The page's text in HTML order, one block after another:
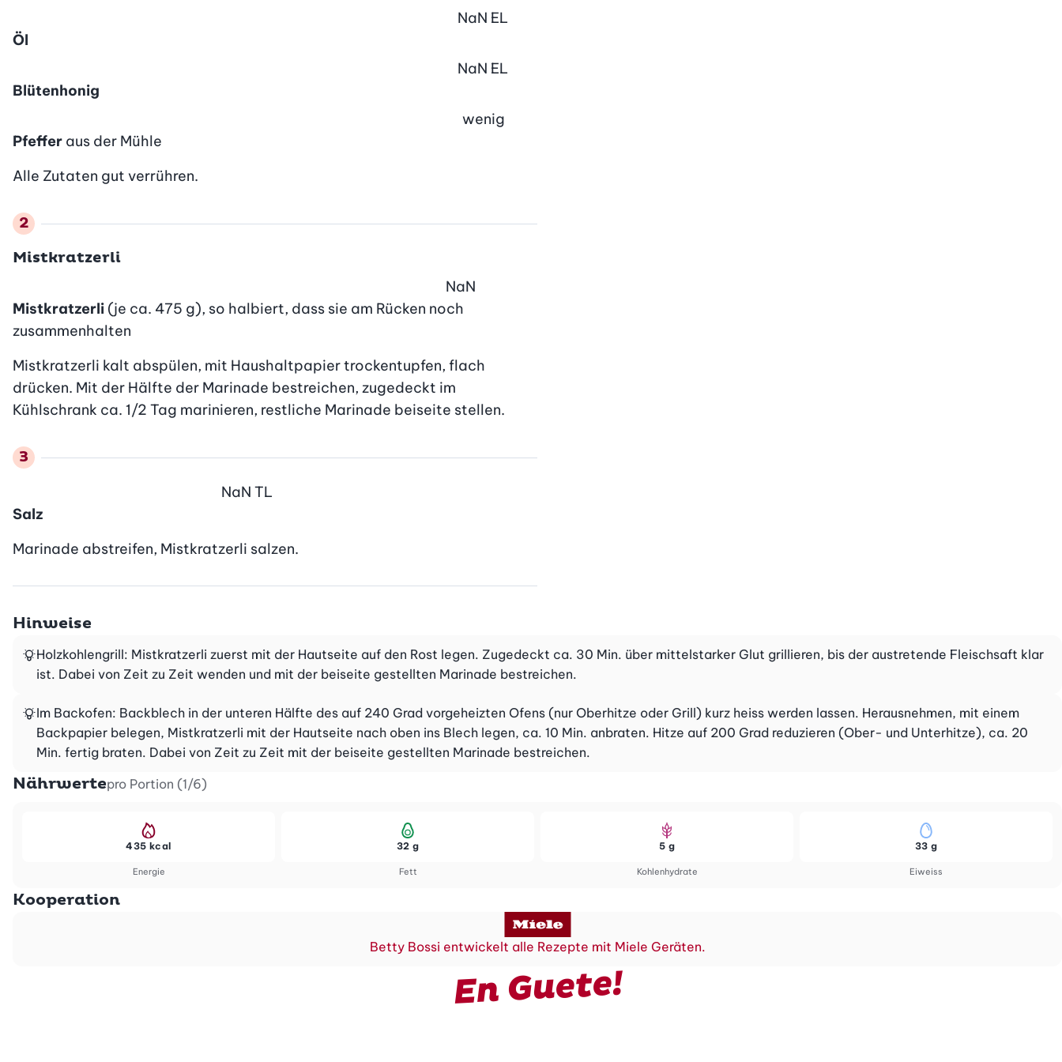
Öl
NaN EL
Blütenhonig
NaN EL
Pfeffer aus der Mühle
wenig
Alle Zutaten gut verrühren.
Mistkratzerli
Mistkratzerli (je ca. 475 g), so halbiert, dass sie am Rücken noch
zusammenhalten
NaN
Mistkratzerli kalt abspülen, mit Haushaltpapier trockentupfen, flach
drücken. Mit der Hälfte der Marinade bestreichen, zugedeckt im
Kühlschrank ca. 1/2 Tag marinieren, restliche Marinade beiseite stellen.
Salz
NaN TL
Marinade abstreifen, Mistkratzerli salzen.
Hinweise
Holzkohlengrill: Mistkratzerli zuerst mit der Hautseite auf den Rost legen. Zugedeckt ca. 30 Min. über mittelstarker Glut grillieren, bis der austretende Fleischsaft klar
ist. Dabei von Zeit zu Zeit wenden und mit der beiseite gestellten Marinade bestreichen.
Im Backofen: Backblech in der unteren Hälfte des auf 240 Grad vorgeheizten Ofens (nur Oberhitze oder Grill) kurz heiss werden lassen. Herausnehmen, mit einem
Backpapier belegen, Mistkratzerli mit der Hautseite nach oben ins Blech legen, ca. 10 Min. anbraten. Hitze auf 200 Grad reduzieren (Ober- und Unterhitze), ca. 20
Min. fertig braten. Dabei von Zeit zu Zeit mit der beiseite gestellten Marinade bestreichen.
Nährwertepro Portion (1/6)
Energie
435 kcal
Fett
32 g
Kohlenhydrate
5 g
Eiweiss
33 g
Kooperation
Betty Bossi entwickelt alle Rezepte mit Miele Geräten.
En Guete!